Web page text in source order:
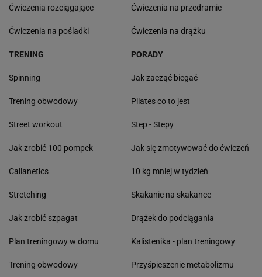
Ćwiczenia rozciągające
Ćwiczenia na pośladki
Ćwiczenia na przedramie
Ćwiczenia na drążku
TRENING
Spinning
Trening obwodowy
Street workout
Jak zrobić 100 pompek
Callanetics
Stretching
Jak zrobić szpagat
Plan treningowy w domu
Trening obwodowy
PORADY
Jak zacząć biegać
Pilates co to jest
Step - Stepy
Jak się zmotywować do ćwiczeń
10 kg mniej w tydzień
Skakanie na skakance
Drążek do podciągania
Kalistenika - plan treningowy
Przyśpieszenie metabolizmu